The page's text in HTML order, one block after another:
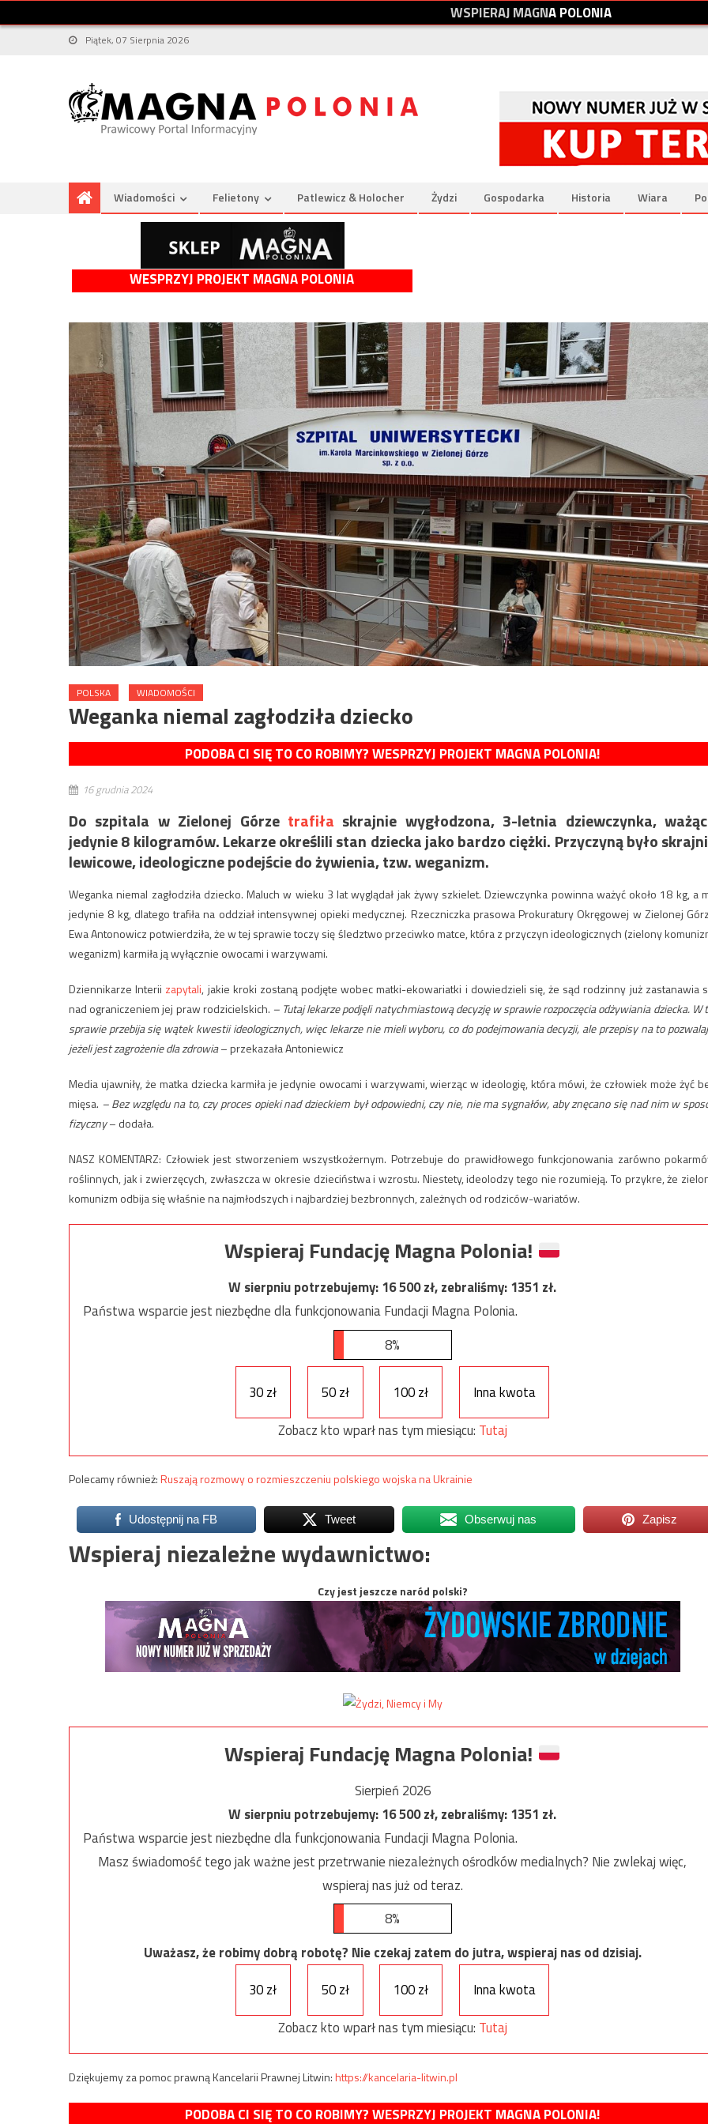
WSPIERAJMAGNAPOLONIA
Piątek, 07 Sierpnia 2026
Wiadomości Felietony Patlewicz & Holocher Żydzi Gospodarka Historia Wiara
WESPRZYJ PROJEKT MAGNA POLONIA
POLSKA WIADOMOŚCI
Weganka niemal zagłodziła dziecko
PODOBA CI SIĘ TO CO ROBIMY? WESPRZYJ PROJEKT MAGNA POLONIA!
16 grudnia 2024
Do szpitala w Zielonej Górze trafiła skrajnie wygłodzona, 3-letnia dziewczynka,
jedynie 8 kilogramów. Lekarze określili stan dziecka jako bardzo ciężki. Przyczyną było
lewicowe, ideologiczne podejście do żywienia, tzw. weganizm.
Weganka niemal zagłodziła dziecko. Maluch w wieku 3 lat wyglądał jak żywy szkielet. Dziewczynka powinna ważyć około 18 kg, a
jedynie 8 kg, dlatego trafiła na oddział intensywnej opieki medycznej. Rzeczniczka prasowa Prokuratury Okręgowej w Zielonej
Ewa Antonowicz potwierdziła, że w tej sprawie toczy się śledztwo przeciwko matce, która z przyczyn ideologicznych (zielony
weganizm) karmiła ją wyłącznie owocami i warzywami.
Dziennikarze Interii zapytali, jakie kroki zostaną podjęte wobec matki-ekowariatki i dowiedzieli się, że sąd rodzinny już zastanawia
nad ograniczeniem jej praw rodzicielskich. – Tutaj lekarze podjęli natychmiastową decyzję w sprawie rozpoczęcia odżywiania dziecka. W
sprawie przebija się wątek kwestii ideologicznych, więc lekarze nie mieli wyboru, co do podejmowania decyzji, ale przepisy na to
jeżeli jest zagrożenie dla zdrowia– przekazała Antoniewicz
Media ujawniły, że matka dziecka karmiła je jedynie owocami i warzywami, wierząc w ideologię, która mówi, że człowiek może żyć
mięsa. – Bez względu na to, czy proces opieki nad dzieckiem był odpowiedni, czy nie, nie ma sygnałów, aby znęcano się nad nim w
fizyczny– dodała.
NASZ KOMENTARZ: Człowiek jest stworzeniem wszystkożernym. Potrzebuje do prawidłowego funkcjonowania zarówno
roślinnych, jak i zwierzęcych, zwłaszcza w okresie dzieciństwa i wzrostu. Niestety, ideolodzy tego nie rozumieją. To przykre, że
komunizm odbija się właśnie na najmłodszych i najbardziej bezbronnych, zależnych od rodziców-wariatów.
Wspieraj Fundację Magna Polonia!
W sierpniu potrzebujemy:16 500zł, zebraliśmy:1351 zł.
Państwa wsparcie jest niezbędne dla funkcjonowania Fundacji Magna Polonia.
8%
30 zł 50 zł 100 zł
Inna kwota
Zobacz kto wparł nas tym miesiącu: Tutaj
Polecamy również:Ruszają rozmowy o rozmieszczeniu polskiego wojska na Ukrainie
Udostępnij na FB Tweet Obserwuj nas Zapisz
Wspieraj niezależne wydawnictwo:
Czy jest jeszcze naród polski?
Wspieraj Fundację Magna Polonia!
Sierpień 2026
W sierpniu potrzebujemy:16 500zł, zebraliśmy:1351 zł.
Państwa wsparcie jest niezbędne dla funkcjonowania Fundacji Magna Polonia.
Masz świadomość tego jak ważne jest przetrwanie niezależnych ośrodków medialnych? Nie zwlekaj więc,
wspieraj nas już od teraz.
8%
Uważasz, że robimy dobrą robotę? Nie czekaj zatem do jutra, wspieraj nas od dzisiaj.
30 zł
50 zł 100 zł
Inna kwota
Zobacz kto wparł nas tym miesiącu: Tutaj
Dziękujemy za pomoc prawną Kancelarii Prawnej Litwin:https://kancelaria-litwin.pl
PODOBA CI SIĘ TO CO ROBIMY? WESPRZYJ PROJEKT MAGNA POLONIA!